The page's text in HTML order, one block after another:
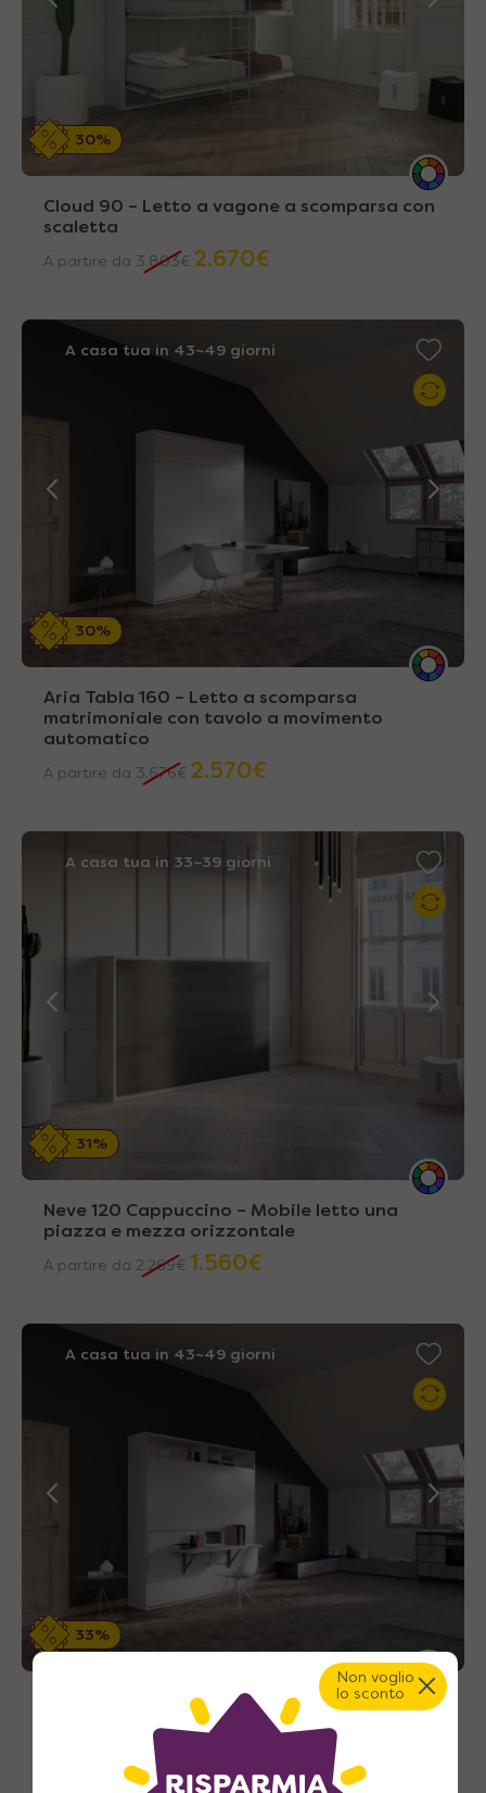
30%
Cloud 90 – Letto a vagone a scomparsa con
scaletta
A partire da 3.803€ 2.670€
A casa tua in 43~49 giorni
30%
Aria Tabla 160 – Letto a scomparsa
matrimoniale con tavolo a movimento
automatico
A partire da 3.676€ 2.570€
A casa tua in 33~39 giorni
31%
Neve 120 Cappuccino – Mobile letto una
piazza e mezza orizzontale
A partire da 2.269€ 1.560€
A casa tua in 43~49 giorni
33%
Nuvola Desk 85 – Letto a scomparsa a
castello orizzontale con scrivania
4.728
Non voglio
lo sconto